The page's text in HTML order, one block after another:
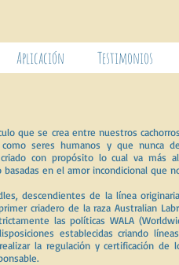
Aplicación Testimonios
que se crea entre nuestros
seres humanos y que nunca
con propósito lo cual va más
en el amor incondicional que
descendientes de la línea
criadero de la raza Australian
las políticas WALA
establecidas criando
la regulación y certificación de